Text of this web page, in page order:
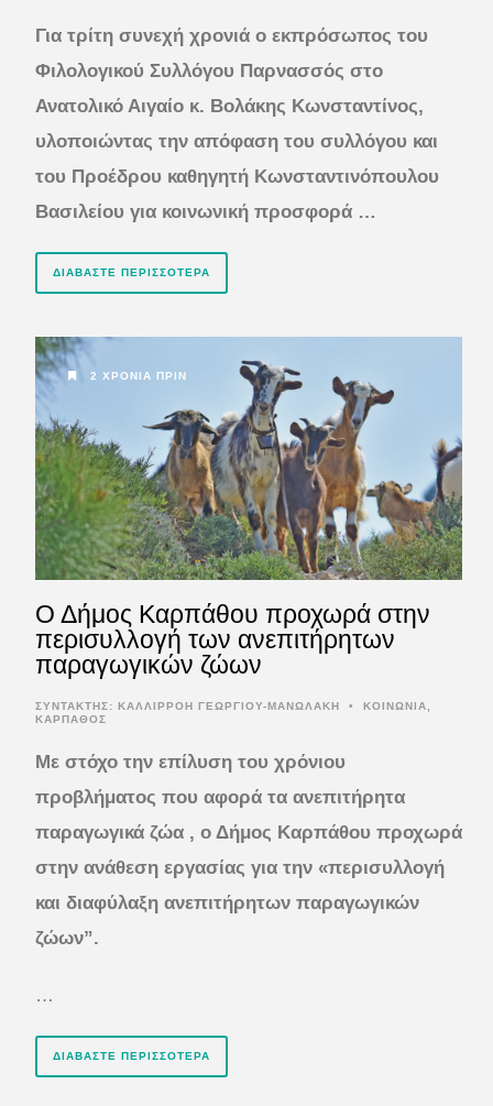
Για τρίτη συνεχή χρονιά ο εκπρόσωπος του
Φιλολογικού Συλλόγου Παρνασσός στο
Ανατολικό Αιγαίο κ. Βολάκης Κωνσταντίνος,
υλοποιώντας την απόφαση του συλλόγου και
του Προέδρου καθηγητή Κωνσταντινόπουλου
Βασιλείου για κοινωνική προσφορά …
ΔΙΑΒΆΣΤΕ ΠΕΡΙΣΣΌΤΕΡΑ
2 ΧΡΌΝΙΑ ΠΡΙΝ
Ο Δήμος Καρπάθου προχωρά στην
περισυλλογή των ανεπιτήρητων
παραγωγικών ζώων
ΣΥΝΤΆΚΤΗΣ: ΚΑΛΛΙΡΡΟΗ ΓΕΩΡΓΙΟΥ-ΜΑΝΩΛΑΚΗ • ΚΟΙΝΩΝΙΑ,
ΚΑΡΠΑΘΟΣ
Με στόχο την επίλυση του χρόνιου
προβλήματος που αφορά τα ανεπιτήρητα
παραγωγικά ζώα , ο Δήμος Καρπάθου προχωρά
στην ανάθεση εργασίας για την «περισυλλογή
και διαφύλαξη ανεπιτήρητων παραγωγικών
ζώων”.
…
ΔΙΑΒΆΣΤΕ ΠΕΡΙΣΣΌΤΕΡΑ